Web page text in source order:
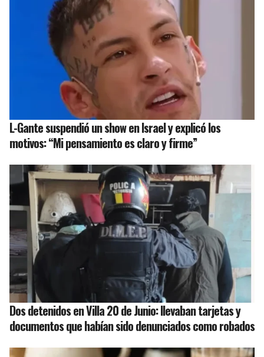
L-Gante suspendió un show en Israel y explicó los
motivos: “Mi pensamiento es claro y firme”
Dos detenidos en Villa 20 de Junio: llevaban tarjetas y
documentos que habían sido denunciados como robados